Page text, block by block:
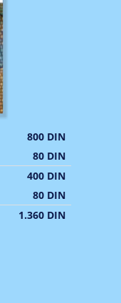
800 DIN
80 DIN
400 DIN
80 DIN
1.360 DIN